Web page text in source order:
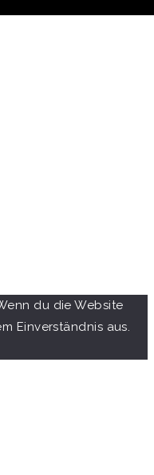
du die Website
Einverständnis aus.